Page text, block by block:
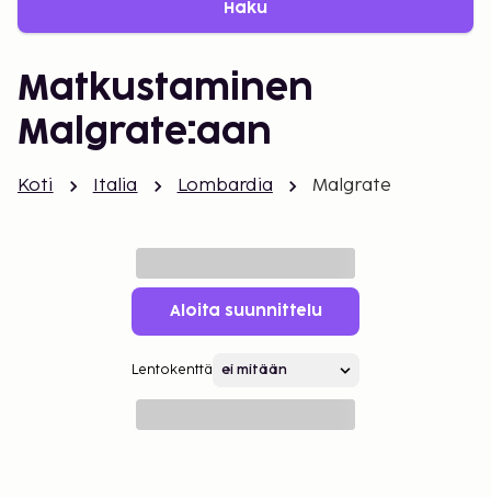
Haku
Matkustaminen
Malgrate:aan
Koti Italia Lombardia Malgrate
Aloita suunnittelu
Lentokenttä